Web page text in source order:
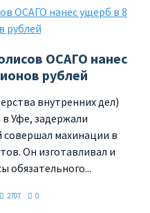
ОСАГО нанес
рублей
внутренних дел)
в Уфе, задержали
махинации в
Он изготавливал и
обязательного...
2707 0